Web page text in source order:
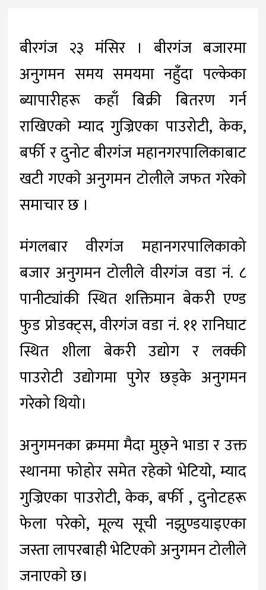
बीरगंज २३ मंसिर । बीरगंज बजारमा
अनुगमन समय समयमा नहुँदा पल्केका
ब्यापारीहरू कहाँ बिक्री बितरण गर्न
राखिएकाे म्याद गुज्रिएका पाउरोटी, केक,
बर्फी र दुनोट बीरगंज महानगरपालिकाबाट
खटी गएकाे अनुगमन टाेलीले जफत गरेकाे
समाचार छ ।
मंगलबार वीरगंज महानगरपालिकाको
बजार अनुगमन टोलीले वीरगंज वडा नं. ८
पानीट्यांकी स्थित शक्तिमान बेकरी एण्ड
फुड प्रोडक्ट्स, वीरगंज वडा नं. ११ रानिघाट
स्थित शीला बेकरी उद्योग र लक्की
पाउरोटी उद्योगमा पुगेर छड्के अनुगमन
गरेको थियाे।
अनुगमनका क्रममा मैदा मुछ्ने भाडा र उक्त
स्थानमा फोहोर समेत रहेकाे भेटियाे, म्याद
गुज्रिएका पाउरोटी, केक, बर्फी , दुनोटहरू
फेला परेको, मूल्य सूची नझुण्डयाइएका
जस्ता लापरबाही भेटिएको अनुगमन टोलीले
जनाएकाे छ।